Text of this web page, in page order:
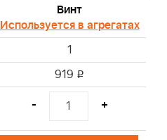
Винт
Используется в агрегатах
1
919 i
- +